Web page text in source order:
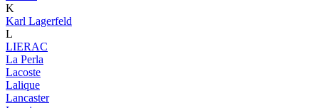
K
Karl Lagerfeld
L
LIERAC
La Perla
Lacoste
Lalique
Lancaster